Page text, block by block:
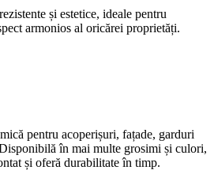
și estetice, ideale pentru
armonios al oricărei proprietăți.
pentru acoperișuri, fațade, garduri
în mai multe grosimi și culori,
și oferă durabilitate în timp.